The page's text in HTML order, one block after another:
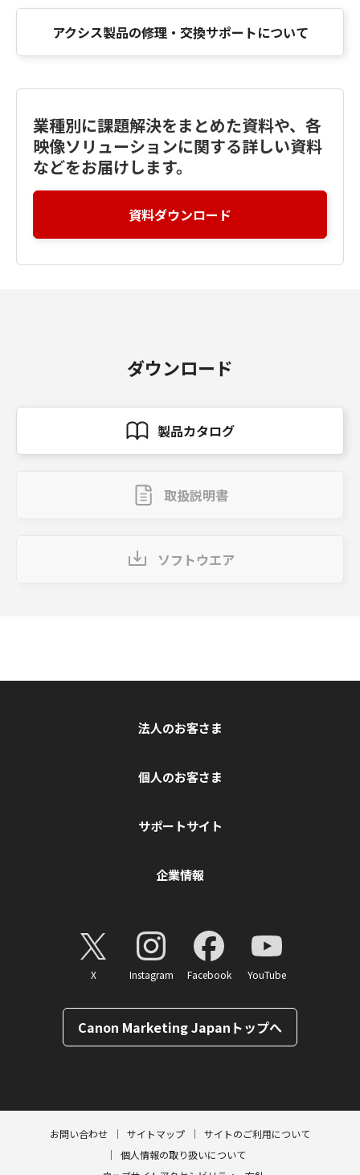
アクシス製品の修理・交換サポートについて
業種別に課題解決をまとめた資料や、各
映像ソリューションに関する詳しい資料
などをお届けします。
資料ダウンロード
ダウンロード
製品カタログ
取扱説明書
ソフトウエア
法人のお客さま
個人のお客さま
サポートサイト
企業情報
X Instagram Facebook YouTube
Canon Marketing Japanトップへ
お問い合わせ サイトマップ
サイトのご利用について
個人情報の取り扱いについて